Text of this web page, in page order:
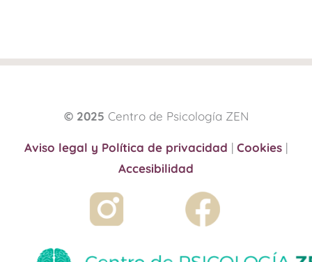
© 2025 Centro de Psicología ZEN
Aviso legal y Política de privacidad | Cookies |
Accesibilidad